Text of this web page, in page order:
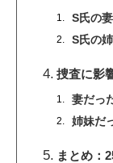
S氏の
S氏の
捜査に影
妻だっ
姉妹だ
まとめ：